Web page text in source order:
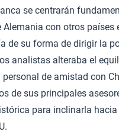
se centrarán
con otros países
de su forma de dirigir la
analistas alteraba el
de amistad con
de sus principales
para inclinarla